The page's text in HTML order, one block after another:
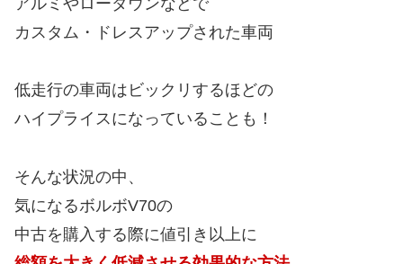
カスタム・ドレスアップされた車両
低走行の車両はビックリするほどの
ハイプライスになっていることも！
そんな状況の中、
気になるボルボV70の
中古を購入する際に値引き以上に